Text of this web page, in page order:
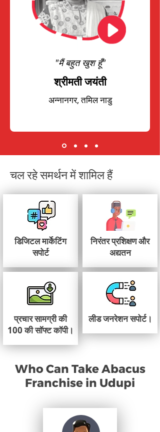
"मैं बहुत खुश हूँ"
श्रीमती जयंती
अन्नानगर, तमिल नाडु
चल रहे समर्थन में शामिल हैं
डिजिटल मार्केटिंग
सपोर्ट
प्रचार सामग्री की
100 की सॉफ्ट कॉपी।
निरंतर प्रशिक्षण और
अद्यतन
लीड जनरेशन सपोर्ट।
Who Can Take Abacus
Franchise in Udupi